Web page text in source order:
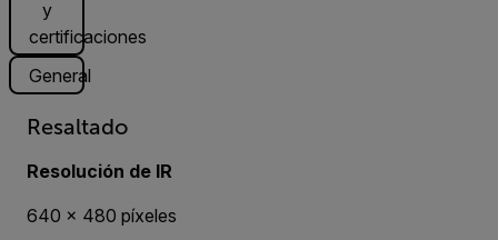
y
certificaciones
General
Resaltado
Resolución de IR
640 × 480 píxeles